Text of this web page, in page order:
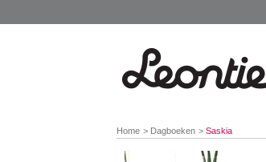
You
are
here:
Home Dagboeken Saskia